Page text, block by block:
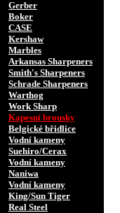
Gerber
Boker
CASE
Kershaw
Marbles
Arkansas Sharpeners
Smith's Sharpeners
Schrade Sharpeners
Warthog
Work Sharp
Kapesní brousky
Belgické břidlice
Vodní kameny
Suehiro/Cerax
Vodní kameny
Naniwa
Vodní kameny
King/Sun Tiger
Real Steel